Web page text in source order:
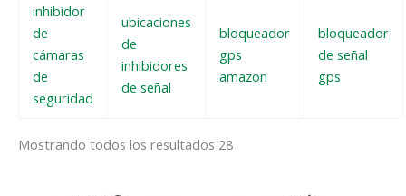
inhibidor
de
cámaras
de
seguridad
ubicaciones
de
inhibidores
de señal
bloqueador
gps
amazon
bloqueador
de señal
gps
Mostrando todos los resultados 28